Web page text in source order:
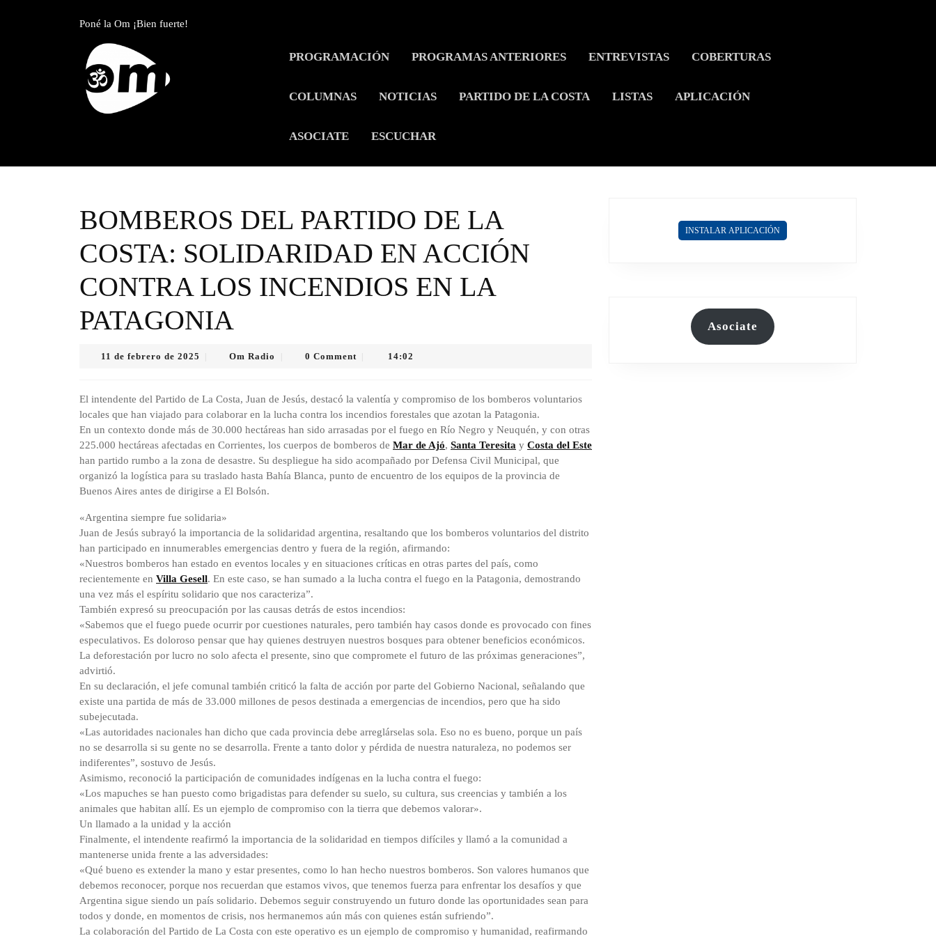
Poné la Om ¡Bien fuerte!
PROGRAMACIÓN PROGRAMAS ANTERIORES ENTREVISTAS COBERTURAS
COLUMNAS NOTICIAS PARTIDO DE LA COSTA LISTAS APLICACIÓN
ASOCIATE ESCUCHAR
BOMBEROS DEL PARTIDO DE LA
COSTA: SOLIDARIDAD EN ACCIÓN
CONTRA LOS INCENDIOS EN LA
PATAGONIA
11 de febrero de 2025
de
2025
Om Radio 0 Comment 14:02
El intendente del Partido de La Costa, Juan de Jesús, destacó la valentía y compromiso de los bomberos voluntarios
locales que han viajado para colaborar en la lucha contra los incendios forestales que azotan la Patagonia.
En un contexto donde más de 30.000 hectáreas han sido arrasadas por el fuego en Río Negro y Neuquén, y con otras
225.000 hectáreas afectadas en Corrientes, los cuerpos de bomberos de Mar de Ajó, Santa Teresita y Costa del Este
han partido rumbo a la zona de desastre. Su despliegue ha sido acompañado por Defensa Civil Municipal, que
organizó la logística para su traslado hasta Bahía Blanca, punto de encuentro de los equipos de la provincia de
Buenos Aires antes de dirigirse a El Bolsón.
«Argentina siempre fue solidaria»
Juan de Jesús subrayó la importancia de la solidaridad argentina, resaltando que los bomberos voluntarios del distrito
han participado en innumerables emergencias dentro y fuera de la región, afirmando:
«Nuestros bomberos han estado en eventos locales y en situaciones críticas en otras partes del país, como
recientemente en Villa Gesell. En este caso, se han sumado a la lucha contra el fuego en la Patagonia, demostrando
una vez más el espíritu solidario que nos caracteriza”.
También expresó su preocupación por las causas detrás de estos incendios:
«Sabemos que el fuego puede ocurrir por cuestiones naturales, pero también hay casos donde es provocado con fines
especulativos. Es doloroso pensar que hay quienes destruyen nuestros bosques para obtener beneficios económicos.
La deforestación por lucro no solo afecta el presente, sino que compromete el futuro de las próximas generaciones”,
advirtió.
En su declaración, el jefe comunal también criticó la falta de acción por parte del Gobierno Nacional, señalando que
existe una partida de más de 33.000 millones de pesos destinada a emergencias de incendios, pero que ha sido
subejecutada.
«Las autoridades nacionales han dicho que cada provincia debe arreglárselas sola. Eso no es bueno, porque un país
no se desarrolla si su gente no se desarrolla. Frente a tanto dolor y pérdida de nuestra naturaleza, no podemos ser
indiferentes”, sostuvo de Jesús.
Asimismo, reconoció la participación de comunidades indígenas en la lucha contra el fuego:
«Los mapuches se han puesto como brigadistas para defender su suelo, su cultura, sus creencias y también a los
animales que habitan allí. Es un ejemplo de compromiso con la tierra que debemos valorar».
Un llamado a la unidad y la acción
Finalmente, el intendente reafirmó la importancia de la solidaridad en tiempos difíciles y llamó a la comunidad a
mantenerse unida frente a las adversidades:
«Qué bueno es extender la mano y estar presentes, como lo han hecho nuestros bomberos. Son valores humanos que
debemos reconocer, porque nos recuerdan que estamos vivos, que tenemos fuerza para enfrentar los desafíos y que
Argentina sigue siendo un país solidario. Debemos seguir construyendo un futuro donde las oportunidades sean para
todos y donde, en momentos de crisis, nos hermanemos aún más con quienes están sufriendo”.
La colaboración del Partido de La Costa con este operativo es un ejemplo de compromiso y humanidad, reafirmando
INSTALAR APLICACIÓN
Asociate